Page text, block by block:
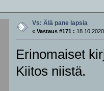
Vs: Älä pane lapsia
« Vastaus #171 :
Erinomaiset
Kiitos niistä.